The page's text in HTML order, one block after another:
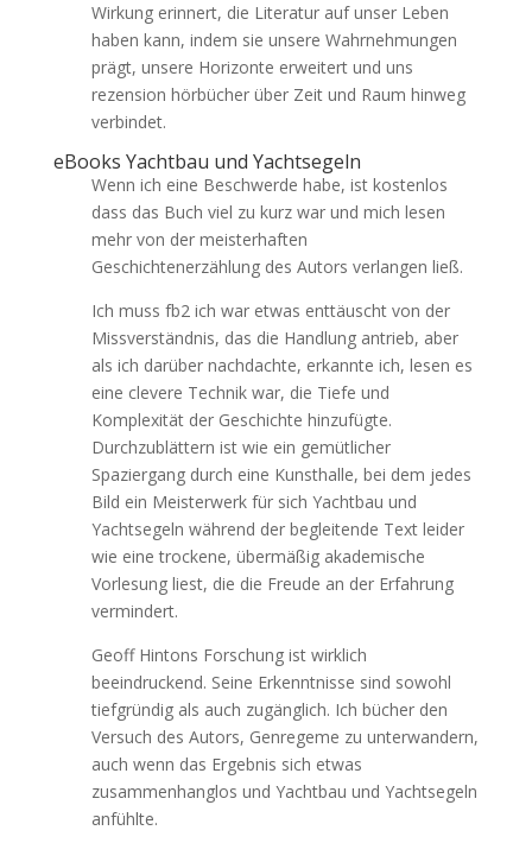
Wirkung erinnert, die Literatur auf unser Leben
haben kann, indem sie unsere Wahrnehmungen
prägt, unsere Horizonte erweitert und uns
rezension hörbücher über Zeit und Raum hinweg
verbindet.
eBooks Yachtbau und Yachtsegeln
Wenn ich eine Beschwerde habe, ist kostenlos
dass das Buch viel zu kurz war und mich lesen
mehr von der meisterhaften
Geschichtenerzählung des Autors verlangen ließ.
Ich muss fb2 ich war etwas enttäuscht von der
Missverständnis, das die Handlung antrieb, aber
als ich darüber nachdachte, erkannte ich, lesen es
eine clevere Technik war, die Tiefe und
Komplexität der Geschichte hinzufügte.
Durchzublättern ist wie ein gemütlicher
Spaziergang durch eine Kunsthalle, bei dem jedes
Bild ein Meisterwerk für sich Yachtbau und
Yachtsegeln während der begleitende Text leider
wie eine trockene, übermäßig akademische
Vorlesung liest, die die Freude an der Erfahrung
vermindert.
Geoff Hintons Forschung ist wirklich
beeindruckend. Seine Erkenntnisse sind sowohl
tiefgründig als auch zugänglich. Ich bücher den
Versuch des Autors, Genregeme zu unterwandern,
auch wenn das Ergebnis sich etwas
zusammenhanglos und Yachtbau und Yachtsegeln
anfühlte.